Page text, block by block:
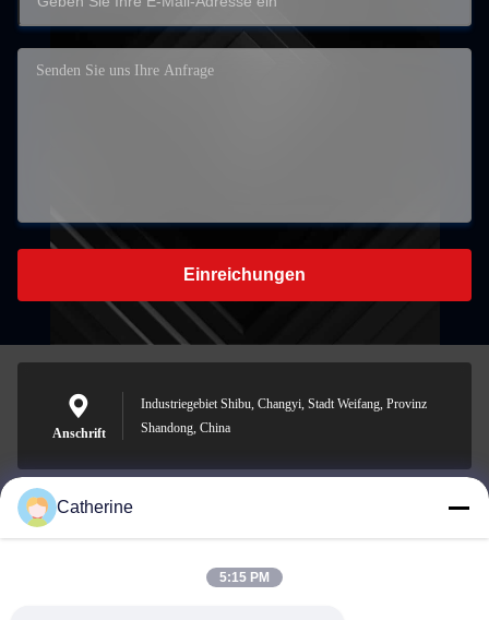
Einreichungen
Anschrift
Industriegebiet Shibu, Changyi, Stadt Weifang, Provinz
Shandong, China
padraic@huayumachine.cn
Catherine
5:15 PM